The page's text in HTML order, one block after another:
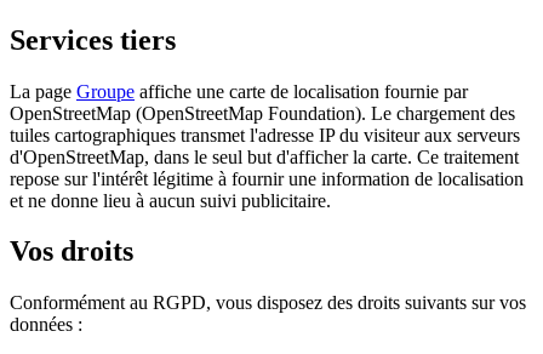
Services tiers
La page Groupe affiche une carte de localisation fournie par
OpenStreetMap (OpenStreetMap Foundation). Le chargement des
tuiles cartographiques transmet l'adresse IP du visiteur aux serveurs
d'OpenStreetMap, dans le seul but d'afficher la carte. Ce traitement
repose sur l'intérêt légitime à fournir une information de localisation
et ne donne lieu à aucun suivi publicitaire.
Vos droits
Conformément au RGPD, vous disposez des droits suivants sur vos
données :